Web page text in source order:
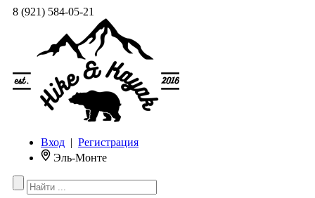
8 (921) 584-05-21
Вход | Регистрация
Эль-Монте